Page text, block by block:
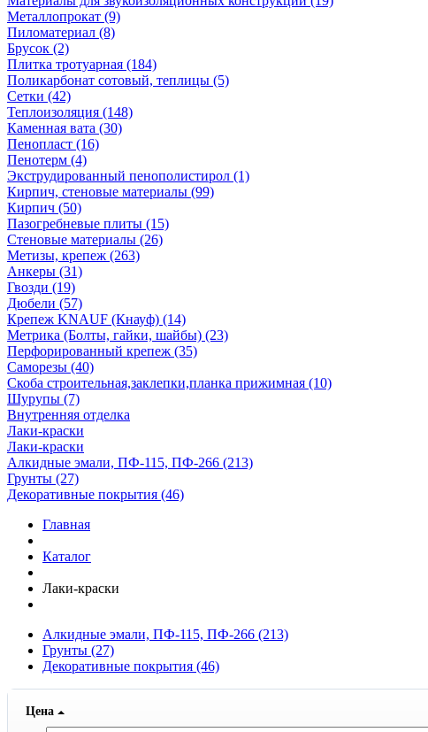
Металлопрокат (9)
Пиломатериал (8)
Брусок (2)
Плитка тротуарная (184)
Поликарбонат сотовый, теплицы (5)
Сетки (42)
Теплоизоляция (148)
Каменная вата (30)
Пенопласт (16)
Пенотерм (4)
Экструдированный пенополистирол (1)
Кирпич, стеновые материалы (99)
Кирпич (50)
Пазогребневые плиты (15)
Стеновые материалы (26)
Метизы, крепеж (263)
Анкеры (31)
Гвозди (19)
Дюбели (57)
Крепеж KNAUF (Кнауф) (14)
Метрика (Болты, гайки, шайбы) (23)
Перфорированный крепеж (35)
Саморезы (40)
Скоба строительная,заклепки,планка прижимная (10)
Шурупы (7)
Внутренняя отделка
Лаки-краски
Лаки-краски
Алкидные эмали, ПФ-115, ПФ-266 (213)
Грунты (27)
Декоративные покрытия (46)
Главная
Каталог
Лаки-краски
Алкидные эмали, ПФ-115, ПФ-266 (213)
Грунты (27)
Декоративные покрытия (46)
Цена